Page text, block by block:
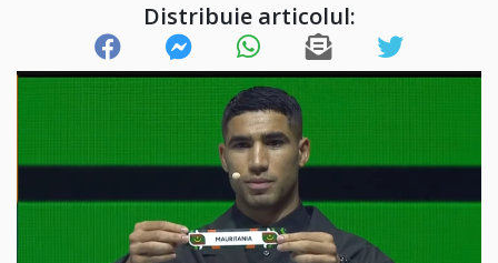
Distribuie articolul: